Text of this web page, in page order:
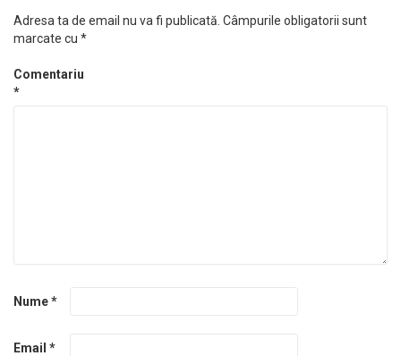
Adresa ta de email nu va fi publicată. Câmpurile obligatorii sunt
marcate cu *
Comentariu
*
Nume*
Email *